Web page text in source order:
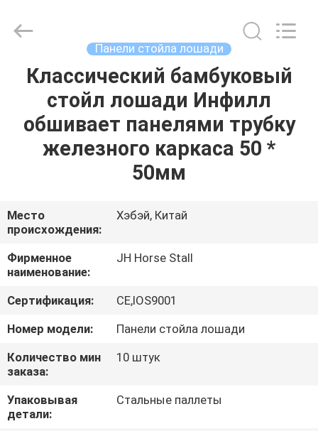
ДОМ
ПРОДУКТЫ
ПУТЕШЕСТВИЕ
ФАБРИКИ
ПРОВЕРКА
КАЧЕСТВА
СВЯЖИТЕСЬ
МЫ
products
Панели стойла лошади
Классический бамбуковый
стойл лошади Инфилл
обшивает панелями трубку
железного каркаса 50 *
50мм
Место
происхождения:
Хэбэй, Китай
Фирменное
наименование:
JH Horse Stall
Сертификация:
CE,IOS9001
Номер модели:
Панели стойла лошади
Количество мин
заказа:
10 штук
Упаковывая
детали:
Стальные паллеты